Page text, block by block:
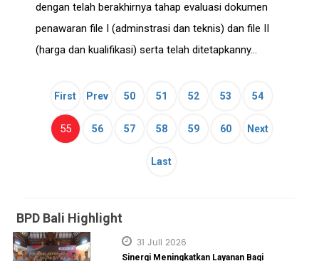
dengan telah berakhirnya tahap evaluasi dokumen
penawaran file I (adminstrasi dan teknis) dan file II
(harga dan kualifikasi) serta telah ditetapkanny...
First Prev 50 51 52 53 54
55(current)
56 57 58 59 60 Next
Last
BPD Bali Highlight
31 Juli 2026
Sinergi Meningkatkan Layanan Bagi